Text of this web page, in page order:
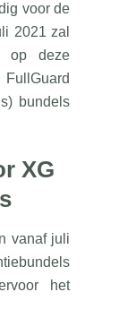
voor de
2021 zal
op deze
bundels
XG
vanaf juli
het